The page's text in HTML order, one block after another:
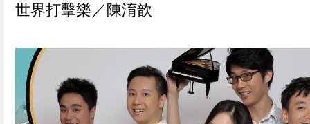
世界打擊樂／陳淯歆